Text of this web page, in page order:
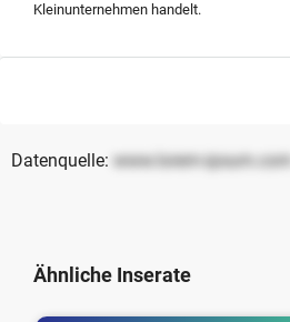
Kleinunternehmen handelt.
Datenquelle: www.lorem-ipsum.com
Ähnliche Inserate